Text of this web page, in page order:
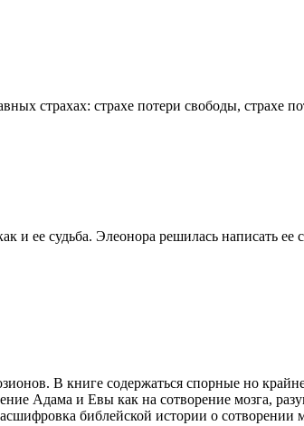
страхах: страхе потери свободы, страхе
судьба. Элеонора решилась написать ее
В книге содержаться спорные но
Адама и Евы как на сотворение мозга,
библейской истории о сотворении